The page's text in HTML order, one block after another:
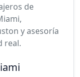
de
y asesoría
real.